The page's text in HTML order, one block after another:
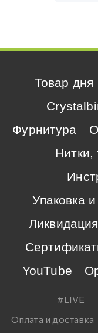
Товар дня
Фурнитура
Нитки,
Упаковка
Ликвидация
YouTube
#LIVE
Оплата и доставка